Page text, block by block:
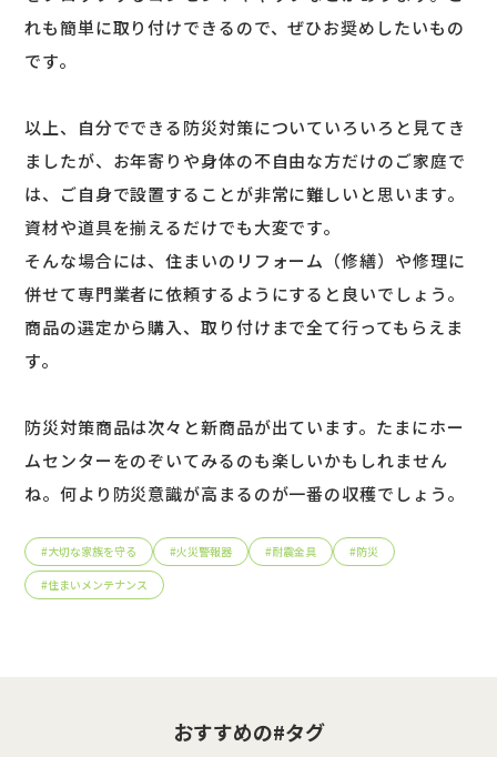
れも簡単に取り付けできるので、ぜひお奨めしたいもの
です。
以上、自分でできる防災対策についていろいろと見てき
ましたが、お年寄りや身体の不自由な方だけのご家庭で
は、ご自身で設置することが非常に難しいと思います。
資材や道具を揃えるだけでも大変です。
そんな場合には、住まいのリフォーム（修繕）や修理に
併せて専門業者に依頼するようにすると良いでしょう。
商品の選定から購入、取り付けまで全て行ってもらえま
す。
防災対策商品は次々と新商品が出ています。たまにホー
ムセンターをのぞいてみるのも楽しいかもしれません
ね。何より防災意識が高まるのが一番の収穫でしょう。
#大切な家族を守る #火災警報器 #耐震金具 #防災
#住まいメンテナンス
おすすめの#タグ